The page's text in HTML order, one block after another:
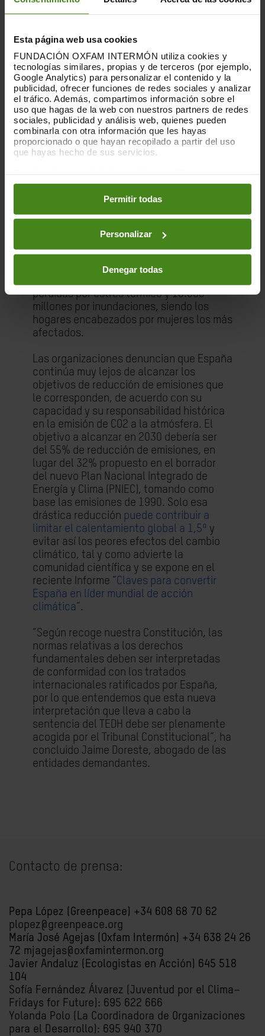
Esta página web usa cookies
FUNDACIÓN OXFAM INTERMÓN utiliza cookies y
tecnologías similares, propias y de terceros (por ejemplo,
Google Analytics) para personalizar el contenido y la
publicidad, ofrecer funciones de redes sociales y analizar
el tráfico. Además, compartimos información sobre el
uso que hagas de la web con nuestros partners de redes
sociales, publicidad y análisis web, quienes pueden
combinarla con otra información que les hayas
proporcionado o que hayan recopilado a partir del uso
que hayas hecho de sus servicios.
preferencias accediendo a nuestraPolítica de Cookieso
en los botones facilitados a continuación:
Permitir todas
Personalizar
Denegar todas
La actual situación de emergencia
climática que atraviesa el mundo, con
temperaturas anormalmente elevadas e
incendios cada vez más intensos,
evidencia la necesidad de actuar con
urgencia y ambición.2023 se situó 1,45 °C
por encima de la temperatura de la era
preindustrial, y los últimos 12 meses han
sido los más calurosos al menos desde
mediados de siglo, superando en
en contextos altamente vulnerables al
cambio climáticoy entre 2010 y 2020 la
mortalidad humana por inundaciones,
sequías y tormentas fue 15 veces mayor
en las regiones altamente vulnerables.En
los países de ingresos bajo y medio
pérdidas por estrés térmico y 16.000
millones por inundaciones, siendo los
hogares encabezados por mujeres los más
afectados.
Las organizaciones denuncian que España
continúa muy lejos de alcanzar los
objetivos de reducción de emisiones que
le corresponden, de acuerdo con su
capacidad y su responsabilidad histórica
en la emisión de CO2 a la atmósfera. El
objetivo a alcanzar en 2030 debería ser
del 55% de reducción de emisiones, en
lugar del 32% propuesto en el borrador
del nuevo Plan Nacional Integrado de
Energía y Clima (PNIEC), tomando como
base las emisiones de 1990. Solo esa
drástica reducción puede contribuir a
limitar el calentamiento global a 1,5º y
evitar así los peores efectos del cambio
climático, tal y como advierte la
comunidad científica y se expone en el
reciente Informe “Claves para convertir
España en líder mundial de acción
climática”.
“Según recoge nuestra Constitución, las
normas relativas a los derechos
fundamentales deben ser interpretadas
de conformidad con los tratados
internacionales ratificados por España,
por lo que entendemos que esta nueva
interpretación que lleva a cabo la
sentencia del TEDH debe ser plenamente
acogida por el Tribunal Constitucional”, ha
concluido Jaime Doreste, abogado de las
entidades demandantes.
Contacto de prensa:
Pepa López (Greenpeace) +34 608 68 70 62
plopez@greenpeace.org
María José Agejas (Oxfam Intermón) +34 638 24 26
72 mjagejas@oxfamintermon.org
Javier Andaluz (Ecologistas en Acción) 645 518
104
Sofía Fernández Álvarez (Juventud por el Clima–
Fridays for Future): 695 622 666
Yolanda Polo (La Coordinadora de Organizaciones
para el Desarrollo): 695 940 370